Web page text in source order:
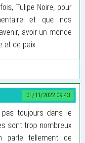
Tulipe Noire, pour
et que nos
avoir un monde
et de paix.
01/11/2022 09:43
pas toujours dans le
sont trop nombreux
parle tellement de